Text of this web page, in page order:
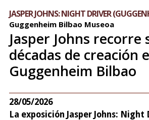
JASPER JOHNS: NIGHT DRIVER
Guggenheim Bilbao Museoa
Jasper Johns recorre
décadas de creación
Guggenheim Bilbao
28/05/2026
La exposición Jasper Johns: